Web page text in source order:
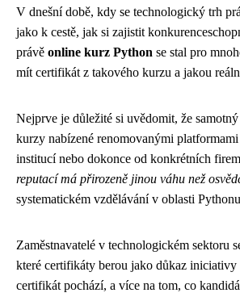
V dnešní době, kdy se technologický trh
jako k cestě, jak si zajistit
právě online kurz Python se stal pro
mít certifikát z takového kurzu a jakou
Nejprve je důležité si uvědomit, že
kurzy nabízené renomovanými
institucí nebo dokonce od konkrétních
reputací má přirozeně jinou váhu než
systematickém vzdělávání v oblasti
Zaměstnavatelé v technologickém sektoru
které certifikáty berou jako důkaz iniciativy
certifikát pochází, a více na tom, co